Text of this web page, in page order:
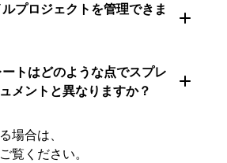
プロジェクトを管理できま
トはどのような点でスプレ
メントと異なりますか？
場合は、
覧ください。